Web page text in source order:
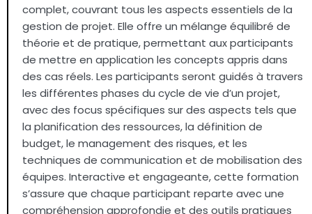
complet, couvrant tous les aspects essentiels de la
gestion de projet. Elle offre un mélange équilibré de
théorie et de pratique, permettant aux participants
de mettre en application les concepts appris dans
des cas réels. Les participants seront guidés à travers
les différentes phases du cycle de vie d’un projet,
avec des focus spécifiques sur des aspects tels que
la planification des ressources, la définition de
budget, le management des risques, et les
techniques de communication et de mobilisation des
équipes. Interactive et engageante, cette formation
s’assure que chaque participant reparte avec une
compréhension approfondie et des outils pratiques